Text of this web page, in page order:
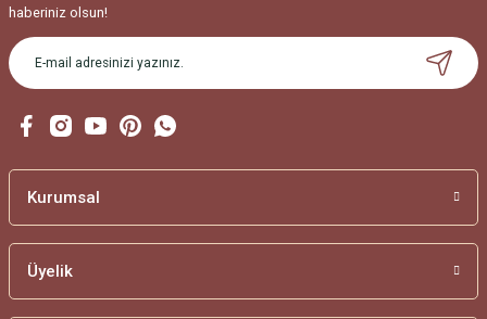
haberiniz olsun!
Kurumsal
Üyelik